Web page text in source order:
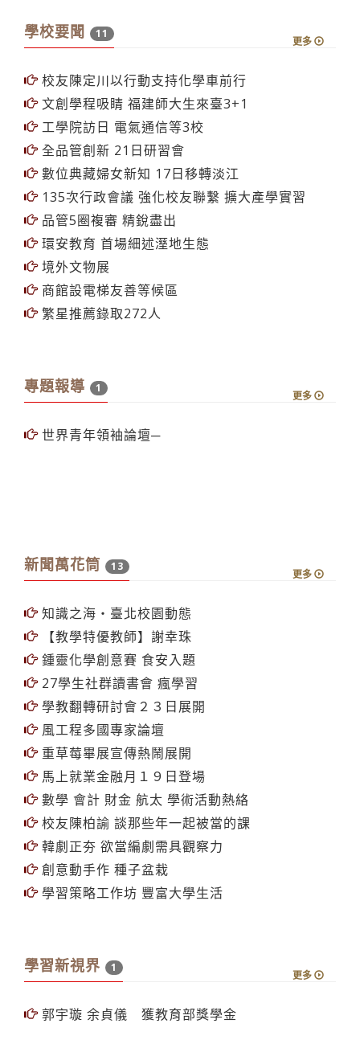
學校要聞 11
校友陳定川以行動支持化學車前行
文創學程吸睛 福建師大生來臺3+1
工學院訪日 電氣通信等3校
全品管創新 21日研習會
數位典藏婦女新知 17日移轉淡江
135次行政會議 強化校友聯繫 擴大產學實習
品管5圈複審 精銳盡出
環安教育 首場細述溼地生態
境外文物展
商館設電梯友善等候區
專題報導 1
新聞萬花筒 13
知識之海‧臺北校園動態
【教學特優教師】謝幸珠
鍾靈化學創意賽 食安入題
27學生社群讀書會 瘋學習
學教翻轉研討會２３日展開
風工程多國專家論壇
重草莓畢展宣傳熱鬧展開
馬上就業金融月１９日登場
數學 會計 財金 航太 學術活動熱絡
校友陳柏諭 談那些年一起被當的課
韓劇正夯 欲當編劇需具觀察力
創意動手作 種子盆栽
學習新視界 1